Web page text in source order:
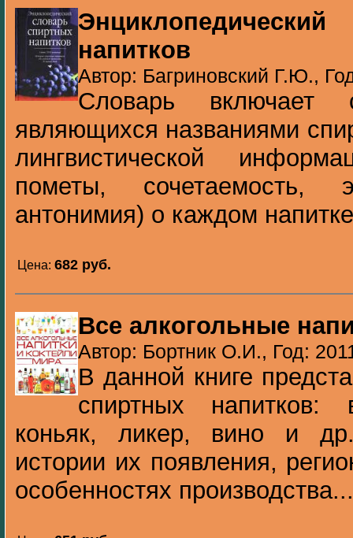
напитков
Автор: Багриновский Г.Ю.,
Словарь
являющихся названиями
лингвистической
пометы, сочетаемость,
антонимия) о каждом
Цена: 682 pуб.
Все алкогольные
Автор: Бортник О.И., Год:
В данной книге
спиртных
коньяк, ликер, вино и
истории их появления,
особенностях производства...